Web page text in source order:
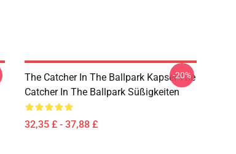
The Catcher In The Ballpark Kapsel The
Catcher In The Ballpark Süßigkeiten
32,35 £ - 37,88 £
-20%